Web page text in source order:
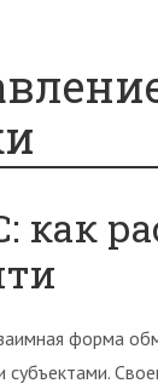
как
форма
субъектами.